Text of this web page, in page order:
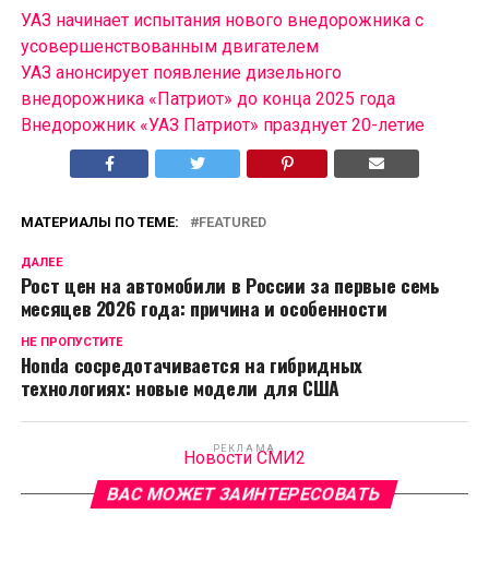
УАЗ начинает испытания нового внедорожника с
усовершенствованным двигателем
УАЗ анонсирует появление дизельного
внедорожника «Патриот» до конца 2025 года
Внедорожник «УАЗ Патриот» празднует 20-летие
МАТЕРИАЛЫ ПО ТЕМЕ: FEATURED
ДАЛЕЕ
Рост цен на автомобили в России за первые семь
месяцев 2026 года: причина и особенности
НЕ ПРОПУСТИТЕ
Honda сосредотачивается на гибридных
технологиях: новые модели для США
РЕКЛАМА
Новости СМИ2
ВАС МОЖЕТ ЗАИНТЕРЕСОВАТЬ